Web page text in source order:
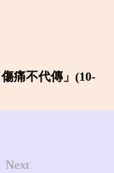
痛不代傳」(10-
Next